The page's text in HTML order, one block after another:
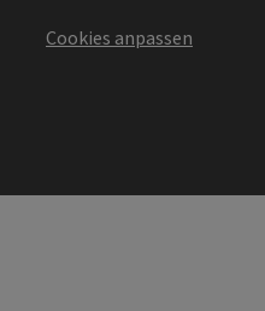
Cookies anpassen